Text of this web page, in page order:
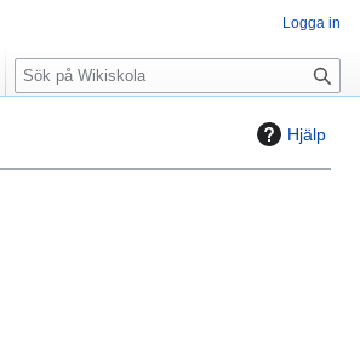
Hjälp
Logga in
S
ö